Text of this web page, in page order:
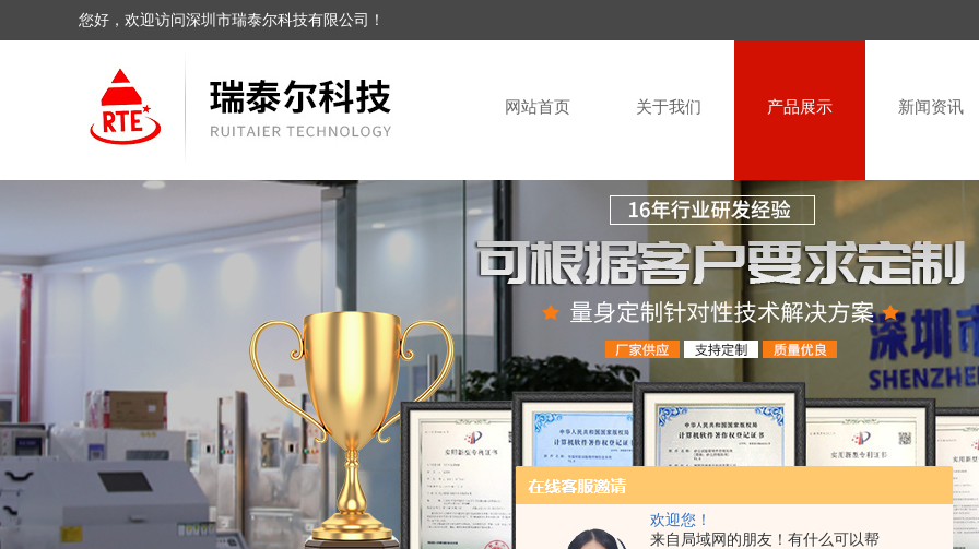
欢迎您！
来自局域网的朋友！有什么可以帮
您好，欢迎访问深圳市瑞泰尔科技有限公司！
网站首页 关于我们 产品展示 新闻资讯